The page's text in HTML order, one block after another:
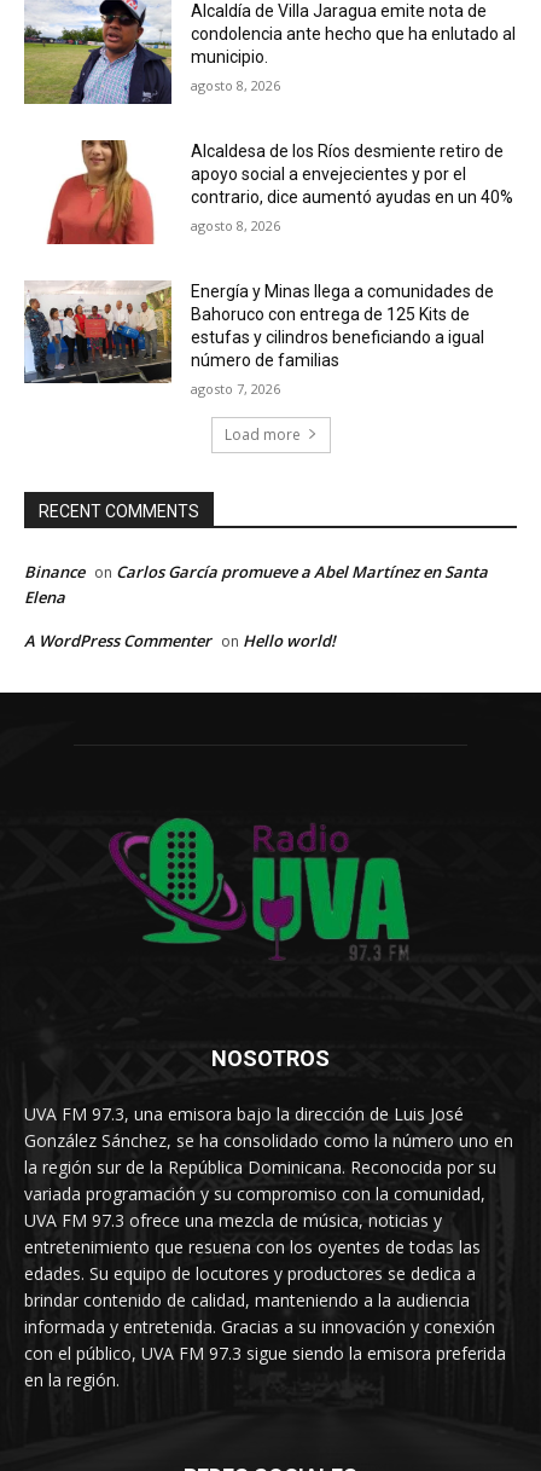
Alcaldía de Villa Jaragua emite nota de
condolencia ante hecho que ha enlutado al
municipio.
agosto 8, 2026
Alcaldesa de los Ríos desmiente retiro de
apoyo social a envejecientes y por el
contrario, dice aumentó ayudas en un 40%
agosto 8, 2026
Energía y Minas llega a comunidades de
Bahoruco con entrega de 125 Kits de
estufas y cilindros beneficiando a igual
número de familias
agosto 7, 2026
Load more
RECENT COMMENTS
Binance on Carlos García promueve a Abel Martínez en Santa
Elena
A WordPress Commenter on Hello world!
NOSOTROS
UVA FM 97.3, una emisora bajo la dirección de Luis José
González Sánchez, se ha consolidado como la número uno en
la región sur de la República Dominicana. Reconocida por su
variada programación y su compromiso con la comunidad,
UVA FM 97.3 ofrece una mezcla de música, noticias y
entretenimiento que resuena con los oyentes de todas las
edades. Su equipo de locutores y productores se dedica a
brindar contenido de calidad, manteniendo a la audiencia
informada y entretenida. Gracias a su innovación y conexión
con el público, UVA FM 97.3 sigue siendo la emisora preferida
en la región.